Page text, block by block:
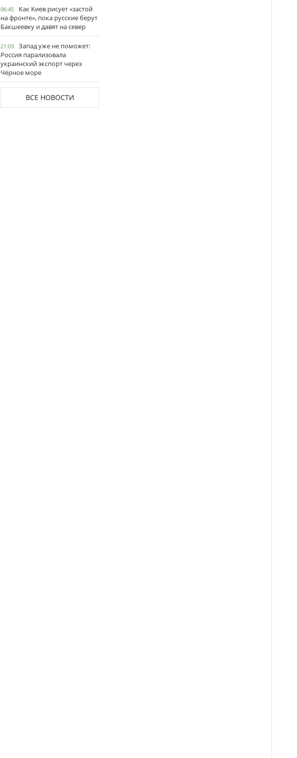
06:45
Как Киев рисует «застой
на фронте», пока русские берут
Бакшеевку и давят на север
21:03
Запад уже не поможет:
Россия парализовала
украинский экспорт через
Чёрное море
ВСЕ НОВОСТИ